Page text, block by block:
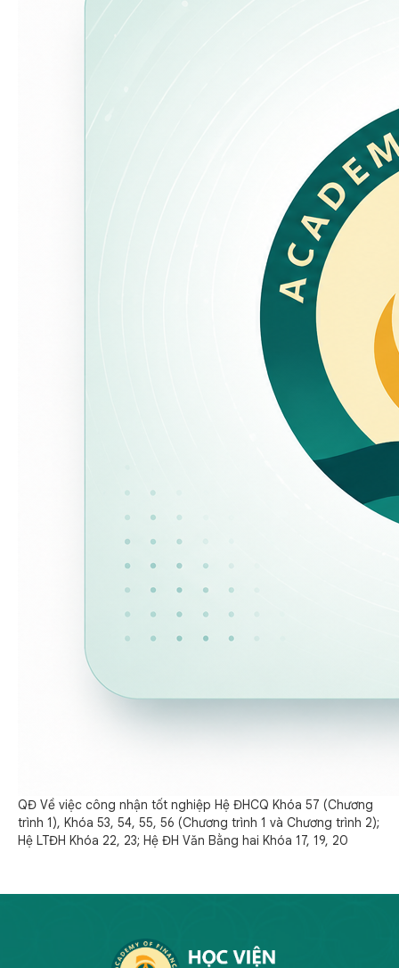
QĐ Về việc công nhận tốt nghiệp Hệ ĐHCQ Khóa 57 (Chương
trình 1), Khóa 53, 54, 55, 56 (Chương trình 1 và Chương trình 2);
Hệ LTĐH Khóa 22, 23; Hệ ĐH Văn Bằng hai Khóa 17, 19, 20